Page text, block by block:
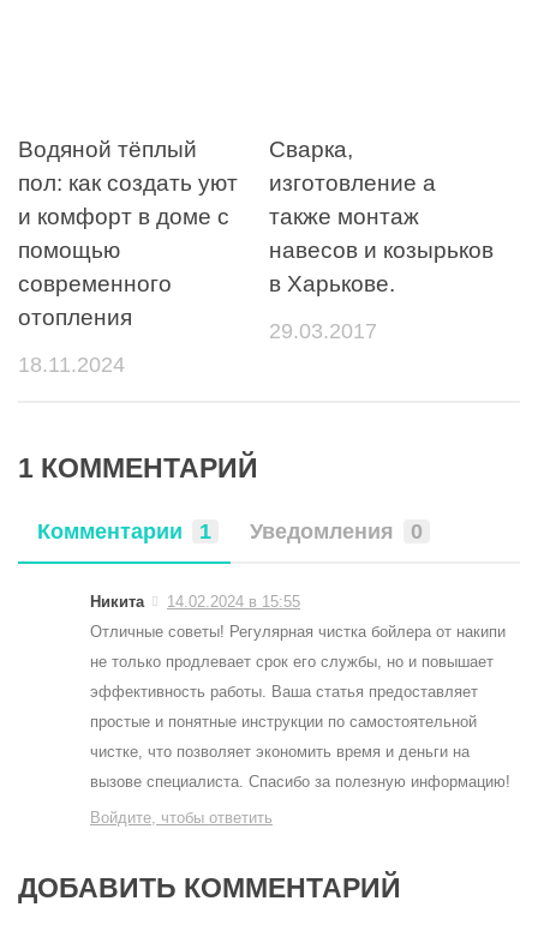
Водяной тёплый
пол: как создать уют
и комфорт в доме с
помощью
современного
отопления
18.11.2024
Сварка,
изготовление а
также монтаж
навесов и козырьков
в Харькове.
29.03.2017
1 КОММЕНТАРИЙ
Комментарии 1 Уведомления 0
Никита
14.02.2024 в 15:55
Отличные советы! Регулярная чистка бойлера от накипи
не только продлевает срок его службы, но и повышает
эффективность работы. Ваша статья предоставляет
простые и понятные инструкции по самостоятельной
чистке, что позволяет экономить время и деньги на
вызове специалиста. Спасибо за полезную информацию!
Войдите, чтобы ответить
ДОБАВИТЬ КОММЕНТАРИЙ